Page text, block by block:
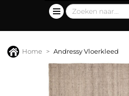
Home Andressy Vloerkleed